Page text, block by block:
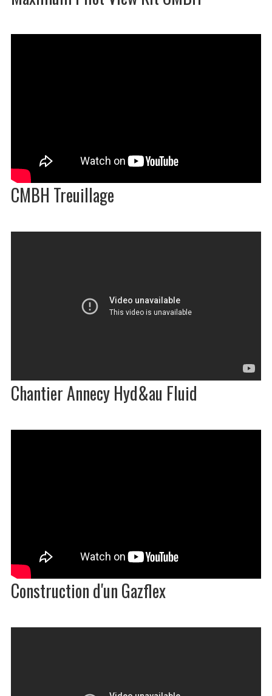
CMBH Treuillage
Chantier Annecy Hyd&au Fluid
Construction d'un Gazflex